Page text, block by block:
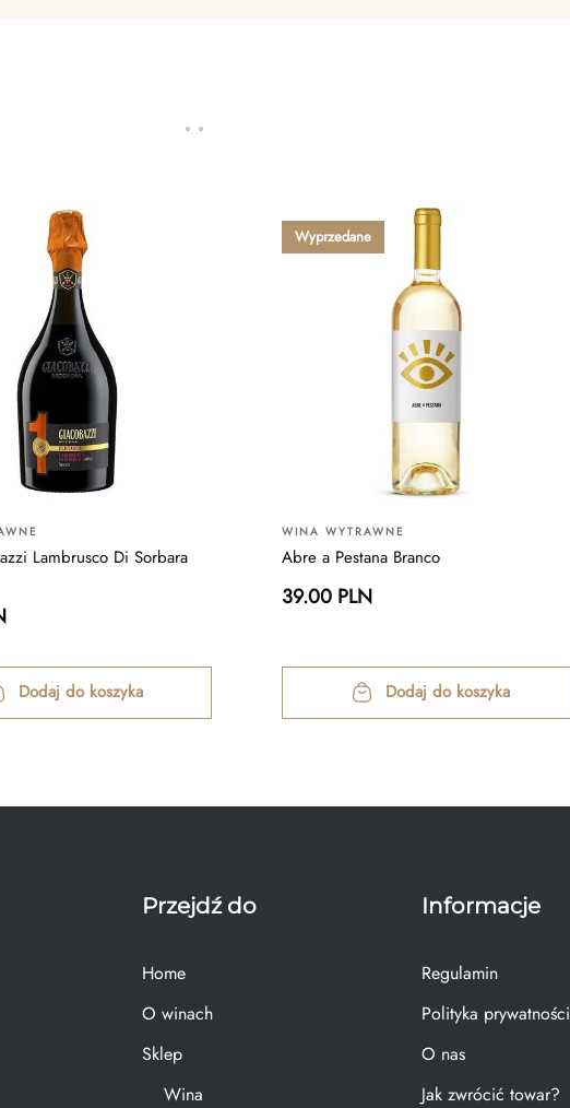
Lambrusco Di Sorbara
Dodaj do koszyka
Wyprzedane
WINA WYTRAWNE
Abre a Pestana Branco
39.00 PLN
Dodaj do koszyka
Przejdź do
Home
O winach
Sklep
Wina
Informacje
Regulamin
Polityka prywatności
O nas
Jak zwrócić towar?